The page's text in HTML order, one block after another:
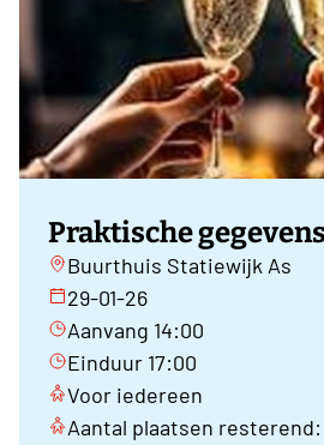
Praktische gegevens
Buurthuis Statiewijk As
29-01-26
Aanvang 14:00
Einduur 17:00
Voor iedereen
Aantal plaatsen resterend: